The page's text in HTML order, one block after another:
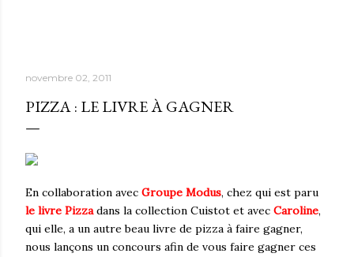
novembre 02, 2011
PIZZA : LE LIVRE À GAGNER
En collaboration avec Groupe Modus, chez qui est paru
le livre Pizzadans la collection Cuistot et avec Caroline,
qui elle, a un autre beau livre de pizza à faire gagner,
nous lançons un concours afin de vous faire gagner ces